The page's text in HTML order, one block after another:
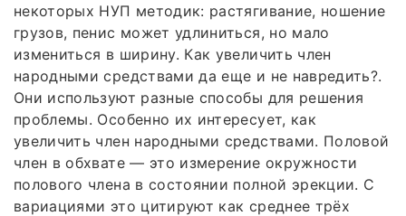
некоторых НУП методик: растягивание, ношение
грузов, пенис может удлиниться, но мало
измениться в ширину. Как увеличить член
народными средствами да еще и не навредить?.
Они используют разные способы для решения
проблемы. Особенно их интересует, как
увеличить член народными средствами. Половой
член в обхвате — это измерение окружности
полового члена в состоянии полной эрекции. С
вариациями это цитируют как среднее трёх